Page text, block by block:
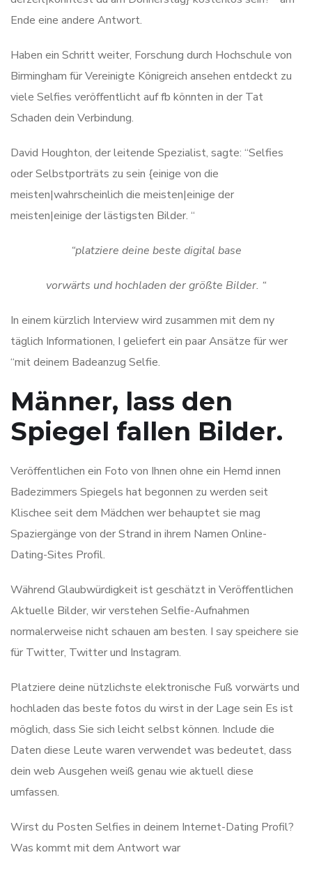
Ende eine andere Antwort.
Haben ein Schritt weiter, Forschung durch Hochschule von
Birmingham für Vereinigte Königreich ansehen entdeckt zu
viele Selfies veröffentlicht auf fb könnten in der Tat
Schaden dein Verbindung.
David Houghton, der leitende Spezialist, sagte: “Selfies
oder Selbstporträts zu sein {einige von die
meisten|wahrscheinlich die meisten|einige der
meisten|einige der lästigsten Bilder. “
“platziere deine beste digital base
vorwärts und hochladen der größte Bilder. “
In einem kürzlich Interview wird zusammen mit dem ny
täglich Informationen, I geliefert ein paar Ansätze für wer
“mit deinem Badeanzug Selfie.
Männer, lass den
Spiegel fallen Bilder.
Veröffentlichen ein Foto von Ihnen ohne ein Hemd innen
Badezimmers Spiegels hat begonnen zu werden seit
Klischee seit dem Mädchen wer behauptet sie mag
Spaziergänge von der Strand in ihrem Namen Online-
Dating-Sites Profil.
Während Glaubwürdigkeit ist geschätzt in Veröffentlichen
Aktuelle Bilder, wir verstehen Selfie-Aufnahmen
normalerweise nicht schauen am besten. I say speichere sie
für Twitter, Twitter und Instagram.
Platziere deine nützlichste elektronische Fuß vorwärts und
hochladen das beste fotos du wirst in der Lage sein Es ist
möglich, dass Sie sich leicht selbst können. Include die
Daten diese Leute waren verwendet was bedeutet, dass
dein web Ausgehen weiß genau wie aktuell diese
umfassen.
Wirst du Posten Selfies in deinem Internet-Dating Profil?
Was kommt mit dem Antwort war